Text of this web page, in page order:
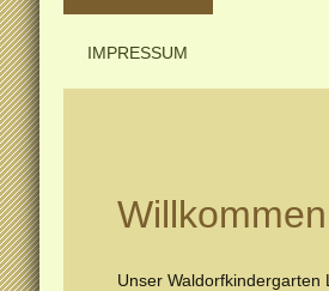
IMPRESSUM
Unser